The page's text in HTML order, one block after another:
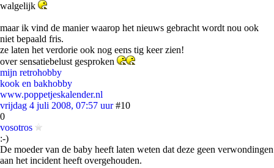
walgelijk
maar ik vind de manier waarop het nieuws gebracht wordt nou ook
niet bepaald fris.
ze laten het verdorie ook nog eens tig keer zien!
over sensatiebelust gesproken
mijn retrohobby
kook en bakhobby
www.poppetjeskalender.nl
vrijdag 4 juli 2008, 07:57 uur #10
0
vosotros
:-)
De moeder van de baby heeft laten weten dat deze geen verwondingen
aan het incident heeft overgehouden.